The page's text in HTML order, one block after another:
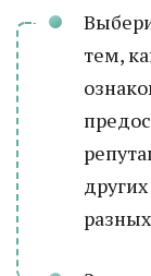
тем,